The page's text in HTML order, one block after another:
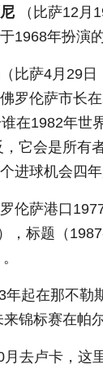
（比萨12月
1968年扮演
比萨4月29日
罗伦萨市长
在1982年世
它会是所有
进球机会四
伦萨港口
，标题（
年起在那不勒
锦标赛在帕
去卢卡，这